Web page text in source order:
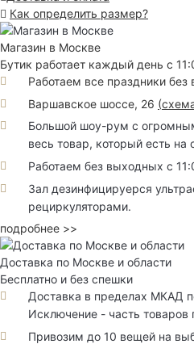
Как определить размер?
Магазин в Москве
Бутик работает каждый день с
Работаем все праздники
Варшавское шоссе, 26 (
Большой шоу-рум с
весь товар, который есть на
Работаем без выходных с
Зал дезинфицируерся
рециркуляторами.
подробнее >>
Доставка по Москве и области
Бесплатно и без спешки
Доставка в пределах МКАД
Исключение - часть товаров
Привозим до 10 вещей на